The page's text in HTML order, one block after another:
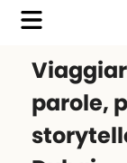
parole,